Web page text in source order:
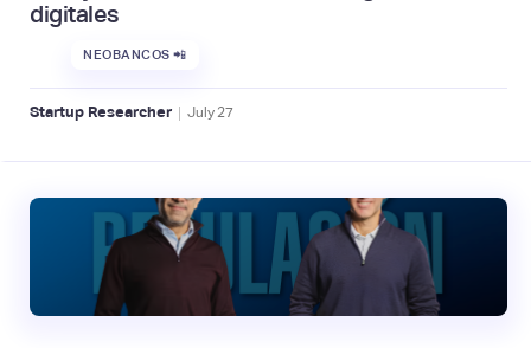
digitales
NEOBANCOS 📲
Startup Researcher | July 27